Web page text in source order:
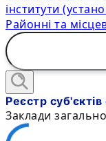
інститути
Районні та
Реєстр суб'єктів
Заклади